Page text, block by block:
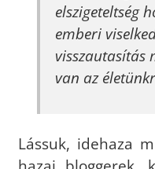
elszigeteltség
emberi
visszautasítás
van az
Lássuk, idehaza